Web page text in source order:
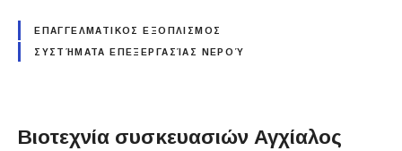
ΕΠΑΓΓΕΛΜΑΤΙΚΟΣ ΕΞΟΠΛΙΣΜΟΣ
ΣΥΣΤΉΜΑΤΑ ΕΠΕΞΕΡΓΑΣΊΑΣ ΝΕΡΟΎ
Βιοτεχνία συσκευασιών Αγχίαλος